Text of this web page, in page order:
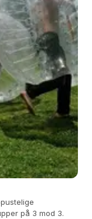
på 3 mod 3.